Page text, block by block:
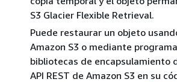
S3 Glacier Flexible Retrieval.
Puede restaurar un objeto
Amazon S3 o mediante
bibliotecas de encapsulamiento
API REST de Amazon S3 en su